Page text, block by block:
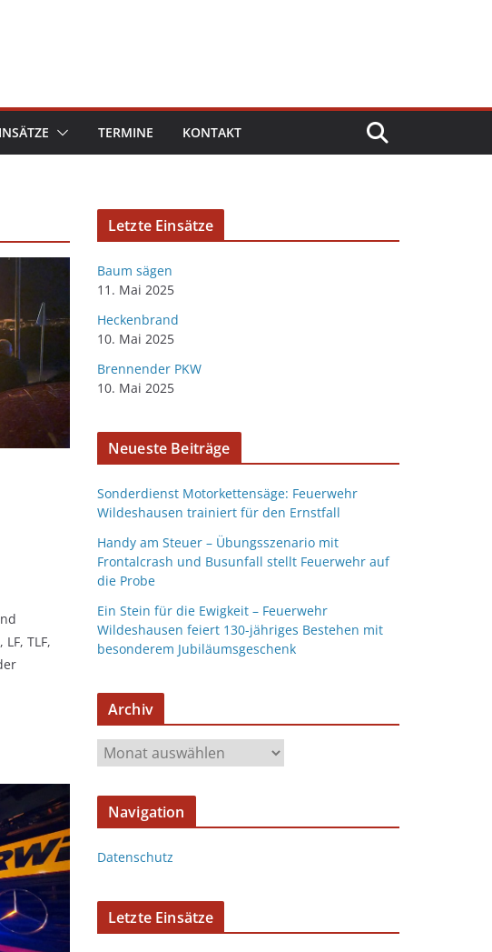
TERMINE KONTAKT
TLF,
Letzte Einsätze
Baum sägen
11. Mai 2025
Heckenbrand
10. Mai 2025
Brennender PKW
10. Mai 2025
Neueste Beiträge
Sonderdienst Motorkettensäge: Feuerwehr
Wildeshausen trainiert für den Ernstfall
Handy am Steuer – Übungsszenario mit
Frontalcrash und Busunfall stellt Feuerwehr auf
die Probe
Ein Stein für die Ewigkeit – Feuerwehr
Wildeshausen feiert 130-jähriges Bestehen mit
besonderem Jubiläumsgeschenk
Archiv
Navigation
Datenschutz
Letzte Einsätze